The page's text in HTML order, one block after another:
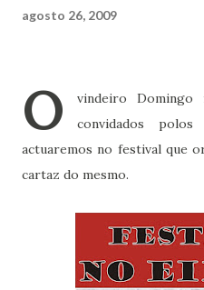
agosto 26, 2009
O
vindeiro Domingo
convidados
actuaremos no festival que
cartaz do mesmo.